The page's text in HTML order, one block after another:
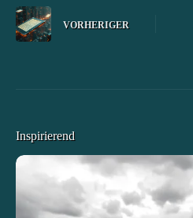
VORHERIGER
Inspirierend